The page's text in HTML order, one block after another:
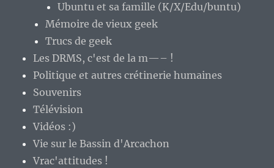
Ubuntu et sa famille (K/X/Edu/buntu)
Mémoire de vieux geek
Trucs de geek
Les DRMS, c'est de la m—– !
Politique et autres crétinerie humaines
Souvenirs
Télévision
Vidéos :)
Vie sur le Bassin d'Arcachon
Vrac'attitudes !